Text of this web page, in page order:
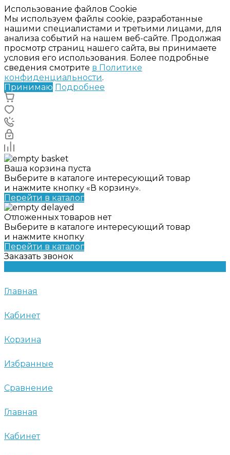
Использование файлов Cookie
Мы используем файлы cookie, разработанные
нашими специалистами и третьими лицами, для
анализа событий на нашем веб-сайте. Продолжая
просмотр страниц нашего сайта, вы принимаете
условия его использования. Более подробные
сведения смотрите в Политике
конфиденциальности.
Принимаю Подробнее
Ваша корзина пуста
Выберите в каталоге интересующий товар
и нажмите кнопку «В корзину».
Перейти в каталог
Отложенных товаров нет
Выберите в каталоге интересующий товар
и нажмите кнопку
Перейти в каталог
Заказать звонок
Главная
Кабинет
Корзина
Избранные
Сравнение
Главная
Кабинет